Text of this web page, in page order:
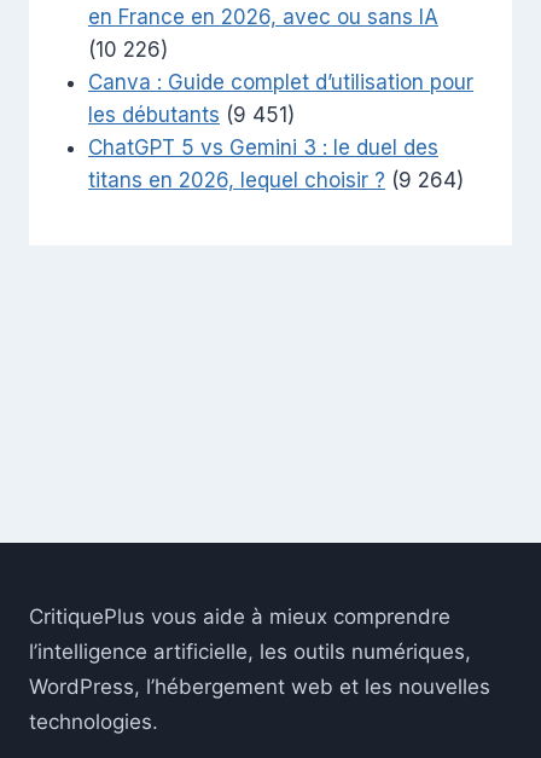
en France en 2026, avec ou sans IA
(10 226)
Canva : Guide complet d’utilisation pour
les débutants (9 451)
ChatGPT 5 vs Gemini 3 : le duel des
titans en 2026, lequel choisir ? (9 264)
CritiquePlus vous aide à mieux comprendre
l’intelligence artificielle, les outils numériques,
WordPress, l’hébergement web et les nouvelles
technologies.